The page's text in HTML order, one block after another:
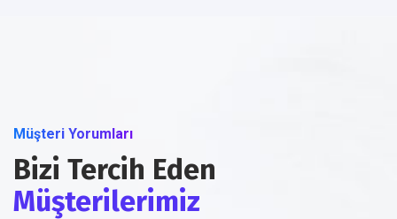
Müşteri Yorumları
Bizi Tercih Eden
Müşterilerimiz